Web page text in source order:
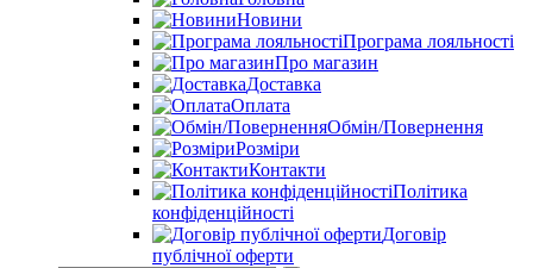
Новини
Програма лояльності
Про магазин
Доставка
Оплата
Обмін/Повернення
Розміри
Контакти
Політика
конфіденційності
Договір
публічної оферти